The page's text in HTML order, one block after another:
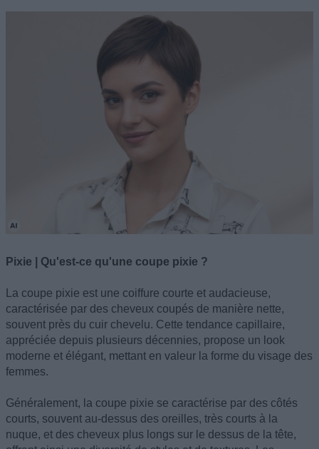
Pixie | Qu'est-ce qu'une coupe pixie ?
La coupe pixie est une coiffure courte et audacieuse,
caractérisée par des cheveux coupés de manière nette,
souvent près du cuir chevelu. Cette tendance capillaire,
appréciée depuis plusieurs décennies, propose un look
moderne et élégant, mettant en valeur la forme du visage des
femmes.
Généralement, la coupe pixie se caractérise par des côtés
courts, souvent au-dessus des oreilles, très courts à la
nuque, et des cheveux plus longs sur le dessus de la tête,